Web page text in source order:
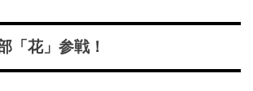
「花」参戦！